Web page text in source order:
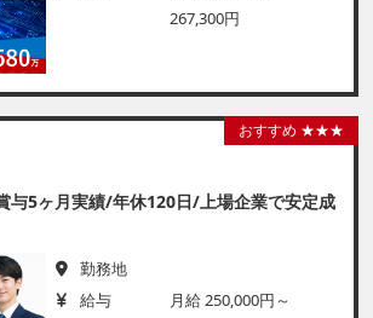
267,300円
おすすめ ★★★
与5ヶ月実績/年休120日/上場企業で安定成
勤務地
給与
月給 250,000円～